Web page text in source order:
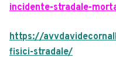
incidente-stradale-
https://
fisici-stradale/